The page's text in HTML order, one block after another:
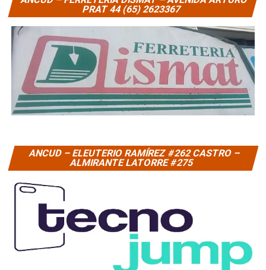
PRAT 44 (65) 2623367
ANCUD – ELEUTERIO RAMÍREZ #262 CASTRO –
ALMIRANTE LATORRE #275